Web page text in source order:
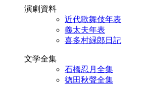
演劇資料
近代歌舞伎年表
義太夫年表
喜多村緑郎日記
文学全集
石橋忍月全集
徳田秋聲全集